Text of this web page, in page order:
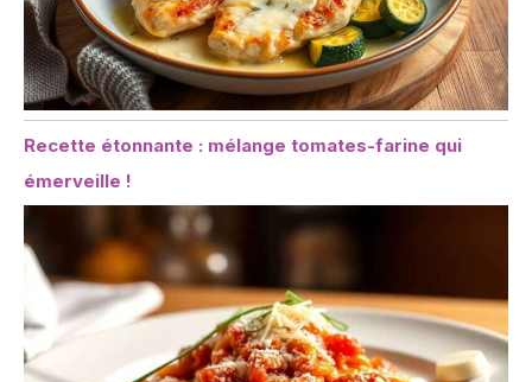
Recette étonnante : mélange tomates-farine qui
émerveille !